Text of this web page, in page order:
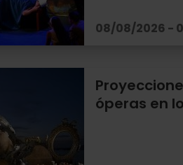
08/08/2026 -
óperas en